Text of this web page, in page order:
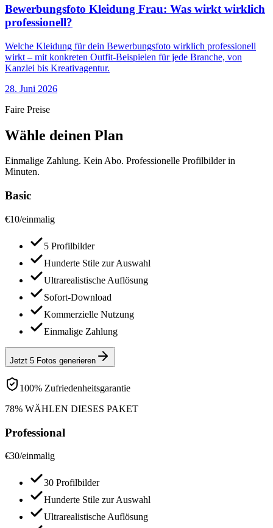
Bewerbungsfoto Kleidung Frau: Was wirkt wirklich
professionell?
Welche Kleidung für dein Bewerbungsfoto wirklich professionell
wirkt – mit konkreten Outfit-Beispielen für jede Branche, von
Kanzlei bis Kreativagentur.
28. Juni 2026
Faire Preise
Wähle deinen Plan
Einmalige Zahlung. Kein Abo. Professionelle Profilbilder in
Minuten.
Basic
€10/einmalig
5 Profilbilder
Hunderte Stile zur Auswahl
Ultrarealistische Auflösung
Sofort-Download
Kommerzielle Nutzung
Einmalige Zahlung
Jetzt 5 Fotos generieren
100% Zufriedenheitsgarantie
78% WÄHLEN DIESES PAKET
Professional
€30/einmalig
30 Profilbilder
Hunderte Stile zur Auswahl
Ultrarealistische Auflösung